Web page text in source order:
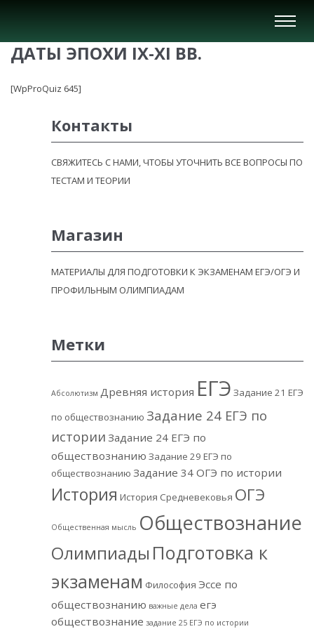
Вкл/
Выкл
ДАТЫ ЭПОХИ IX-XI ВВ.
[WpProQuiz 645]
Контакты
СВЯЖИТЕСЬ С НАМИ, ЧТОБЫ УТОЧНИТЬ ВСЕ ВОПРОСЫ ПО
ТЕСТАМ И ТЕОРИИ
Магазин
МАТЕРИАЛЫ ДЛЯ ПОДГОТОВКИ К ЭКЗАМЕНАМ ЕГЭ/ОГЭ И
ПРОФИЛЬНЫМ ОЛИМПИАДАМ
Метки
Абсолютизм Древняя история ЕГЭ Задание 21 ЕГЭ
по обществознанию Задание 24 ЕГЭ по
истории Задание 24 ЕГЭ по
обществознанию Задание 29 ЕГЭ по
обществознанию Задание 34 ОГЭ по истории
История История Средневековья ОГЭ
Общественная мысль Обществознание
Олимпиады Подготовка к
экзаменам Философия Эссе по
обществознанию важные дела егэ
обществознание задание 25 ЕГЭ по истории